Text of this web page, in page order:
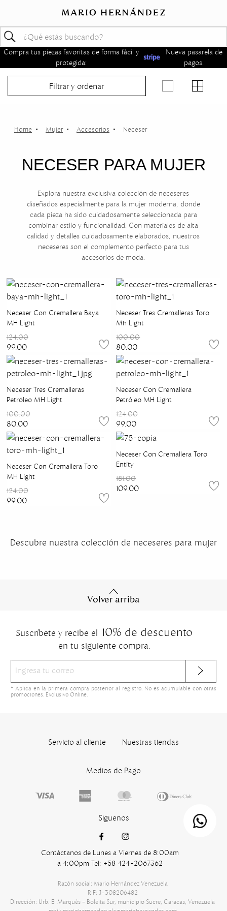
Compra tus piezas favoritas de forma fácil y
protegida:
Nueva pasarela de
pagos.
Filtrar y ordenar
Mujer Accesorios Neceser
NECESER PARA MUJER
Explora nuestra exclusiva colección de neceseres
diseñados especialmente para la mujer moderna, donde
cada pieza ha sido cuidadosamente seleccionada para
combinar estilo y funcionalidad. Con materiales de alta
calidad y detalles cuidadosamente elaborados, nuestros
neceseres son el complemento perfecto para tus
accesorios de moda.
Neceser Con Cremallera Baya
MH Light
124.00
99.00
Neceser Tres Cremalleras Toro
Mh Light
100.00
80.00
Neceser Tres Cremalleras
Petróleo MH Light
100.00
80.00
Neceser Con Cremallera
Petróleo MH Light
124.00
99.00
Neceser Con Cremallera Toro
MH Light
124.00
99.00
Neceser Con Cremallera Toro
Entity
181.00
109.00
Descubre nuestra colección de neceseres para mujer
Volver arriba
Suscríbete y recibe el 10% de descuento
en tu siguiente compra.
* Aplica en la primera compra posterior al registro. No es acumulable con otras
promociones. Exclusivo Online.
Servicio al cliente Nuestras tiendas
Medios de Pago
Siguenos
Contáctanos de Lunes a Viernes de 8:00am
a 4:00pm Tel: +58 424-2067362
Razón social: Mario Hernández Venezuela
RIF: J-308206482
Dirección: Urb. El Marqués – Boleita Sur, municipio Sucre, Caracas, Venezuela